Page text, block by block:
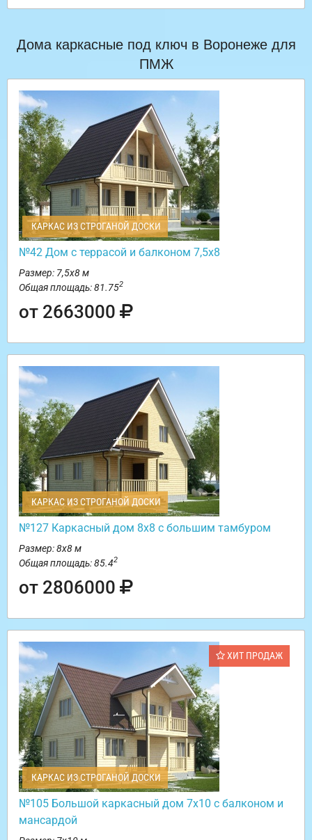
Дома каркасные под ключ в Воронеже для
ПМЖ
КАРКАС ИЗ СТРОГАНОЙ ДОСКИ
№42 Дом с террасой и балконом 7,5х8
Размер: 7,5х8 м
Общая площадь: 81.752
от 2663000
КАРКАС ИЗ СТРОГАНОЙ ДОСКИ
№127 Каркасный дом 8х8 с большим тамбуром
Размер: 8х8 м
Общая площадь: 85.42
от 2806000
ХИТ ПРОДАЖ
КАРКАС ИЗ СТРОГАНОЙ ДОСКИ
№105 Большой каркасный дом 7х10 с балконом и
мансардой